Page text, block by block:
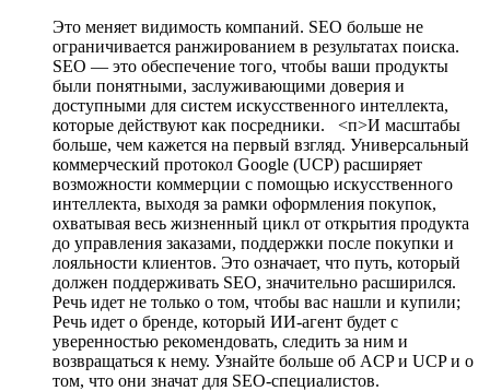
Это меняет видимость компаний. SEO больше не
ограничивается ранжированием в результатах поиска.
SEO — это обеспечение того, чтобы ваши продукты
были понятными, заслуживающими доверия и
доступными для систем искусственного интеллекта,
которые действуют как посредники.
<п>И масштабы
больше, чем кажется на первый взгляд. Универсальный
коммерческий протокол Google (UCP) расширяет
возможности коммерции с помощью искусственного
интеллекта, выходя за рамки оформления покупок,
охватывая весь жизненный цикл от открытия продукта
до управления заказами, поддержки после покупки и
лояльности клиентов. Это означает, что путь, который
должен поддерживать SEO, значительно расширился.
Речь идет не только о том, чтобы вас нашли и купили;
Речь идет о бренде, который ИИ-агент будет с
уверенностью рекомендовать, следить за ним и
возвращаться к нему. Узнайте больше об ACP и UCP и о
том, что они значат для SEO-специалистов.